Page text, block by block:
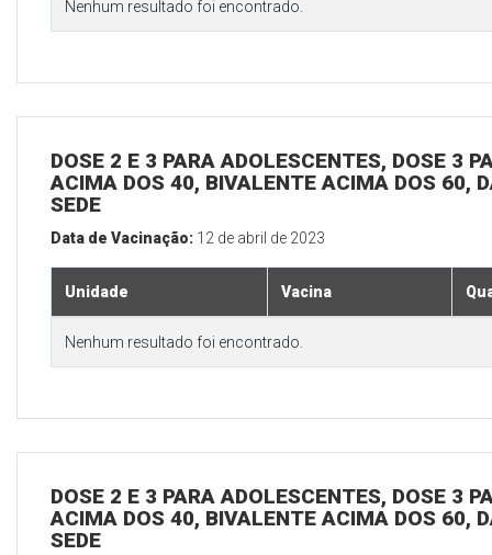
Nenhum resultado foi encontrado.
DOSE 2 E 3 PARA ADOLESCENTES, DOSE 3
ACIMA DOS 40, BIVALENTE ACIMA DOS 60,
SEDE
Data de Vacinação: 12 de abril de 2023
Unidade Vacina
Nenhum resultado foi encontrado.
DOSE 2 E 3 PARA ADOLESCENTES, DOSE 3
ACIMA DOS 40, BIVALENTE ACIMA DOS 60,
SEDE